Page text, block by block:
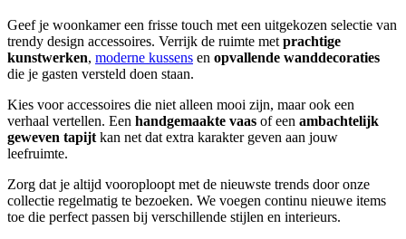
Geef je woonkamer een frisse touch met een uitgekozen selectie van
trendy design accessoires. Verrijk de ruimte met prachtige
kunstwerken, moderne kussens en opvallende wanddecoraties
die je gasten versteld doen staan.
Kies voor accessoires die niet alleen mooi zijn, maar ook een
verhaal vertellen. Een handgemaakte vaas of een ambachtelijk
geweven tapijt kan net dat extra karakter geven aan jouw
leefruimte.
Zorg dat je altijd vooroploopt met de nieuwste trends door onze
collectie regelmatig te bezoeken. We voegen continu nieuwe items
toe die perfect passen bij verschillende stijlen en interieurs.